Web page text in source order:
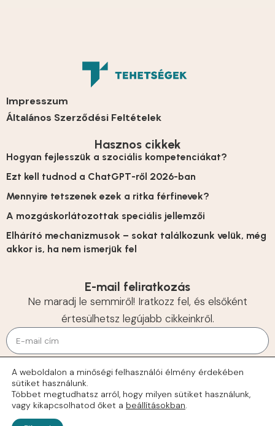
Impresszum
Általános Szerződési Feltételek
Hasznos cikkek
Hogyan fejlesszük a szociális kompetenciákat?
Ezt kell tudnod a ChatGPT-ről 2026-ban
Mennyire tetszenek ezek a ritka férfinevek?
A mozgáskorlátozottak speciális jellemzői
Elhárító mechanizmusok – sokat találkozunk velük, még
akkor is, ha nem ismerjük fel
E-mail feliratkozás
Ne maradj le semmiről! Iratkozz fel, és elsőként
értesülhetsz legújabb cikkeinkről.
KÜLDÉS
© 2026 Tehetségek
A weboldalon a minőségi felhasználói élmény érdekében
sütiket használunk.
Többet megtudhatsz arról, hogy milyen sütiket használunk,
vagy kikapcsolhatod őket a beállításokban.